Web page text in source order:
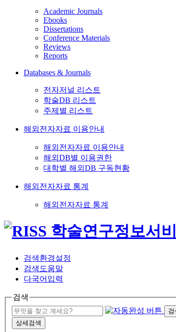
Academic Journals
Ebooks
Dissertations
Conference Materials
Reviews
Reports
Databases & Journals
전자저널 리스트
학술DB 리스트
주제별 리스트
해외전자자료 이용안내
해외전자자료 이용안내
해외DB별 이용권한
대학별 해외DB 구독현황
해외전자자료 통계
해외전자자료 통계
검색환경설정
검색도움말
다국어입력
검색
검
상세검색